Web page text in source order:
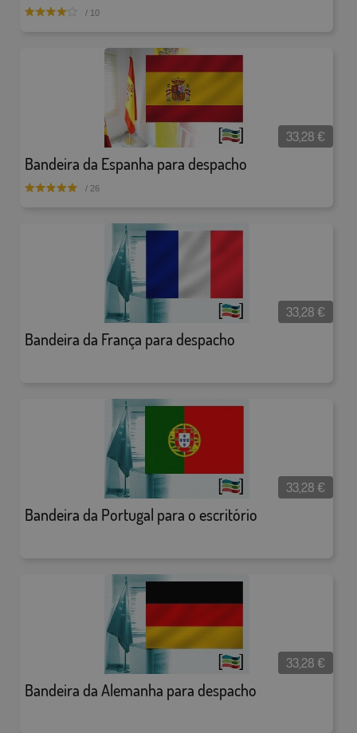
/ 10
Bandeira da Espanha para despacho
33,28 €
/ 26
Bandeira da França para despacho
33,28 €
Bandeira da Portugal para o escritório
33,28 €
Bandeira da Alemanha para despacho
33,28 €